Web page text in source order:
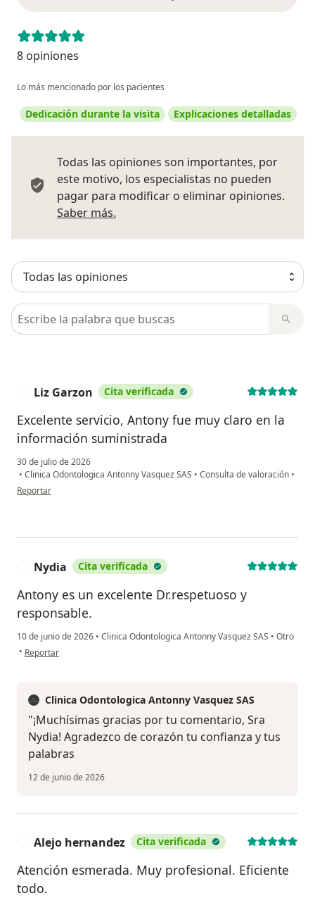
8 opiniones
Lo más mencionado por los pacientes
Dedicación durante la visita Explicaciones detalladas
Todas las opiniones son importantes, por
este motivo, los especialistas no pueden
pagar para modificar o eliminar opiniones.
Saber más.
Busca en opiniones
Liz Garzon Cita verificada
Excelente servicio, Antony fue muy claro en la
información suministrada
30 de julio de 2026
• Clinica Odontologica Antonny Vasquez SAS • Consulta de valoración •
en opinión del usuario Liz Garzon
Reportar
Nydia Cita verificada
Antony es un excelente Dr.respetuoso y
responsable.
10 de junio de 2026 • Clinica Odontologica Antonny Vasquez SAS • Otro
• en opinión del usuario Nydia
Reportar
Clinica Odontologica Antonny Vasquez SAS
"¡Muchísimas gracias por tu comentario, Sra
Nydia! Agradezco de corazón tu confianza y tus
palabras
12 de junio de 2026
Alejo hernandez Cita verificada
Atención esmerada. Muy profesional. Eficiente
todo.